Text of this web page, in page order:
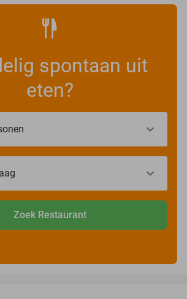
spontaan uit
eten?
Zoek Restaurant